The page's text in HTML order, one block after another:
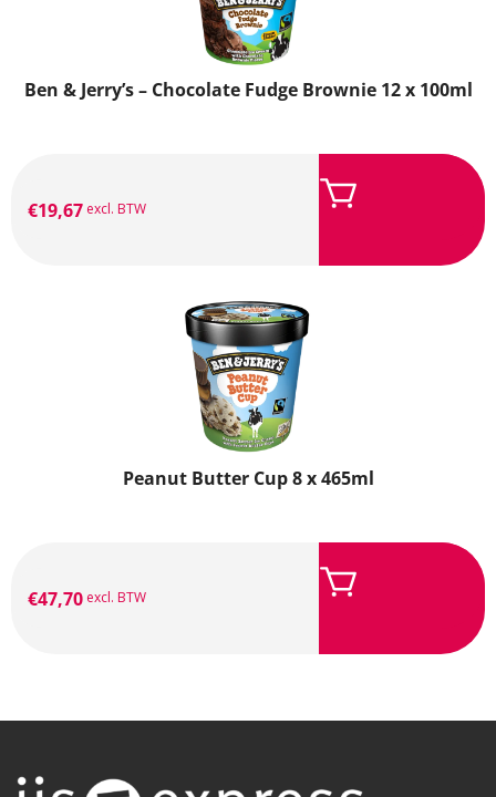
Ben & Jerry’s – Chocolate Fudge Brownie 12 x 100ml
€19,67 excl. BTW
Peanut Butter Cup 8 x 465ml
€47,70 excl. BTW